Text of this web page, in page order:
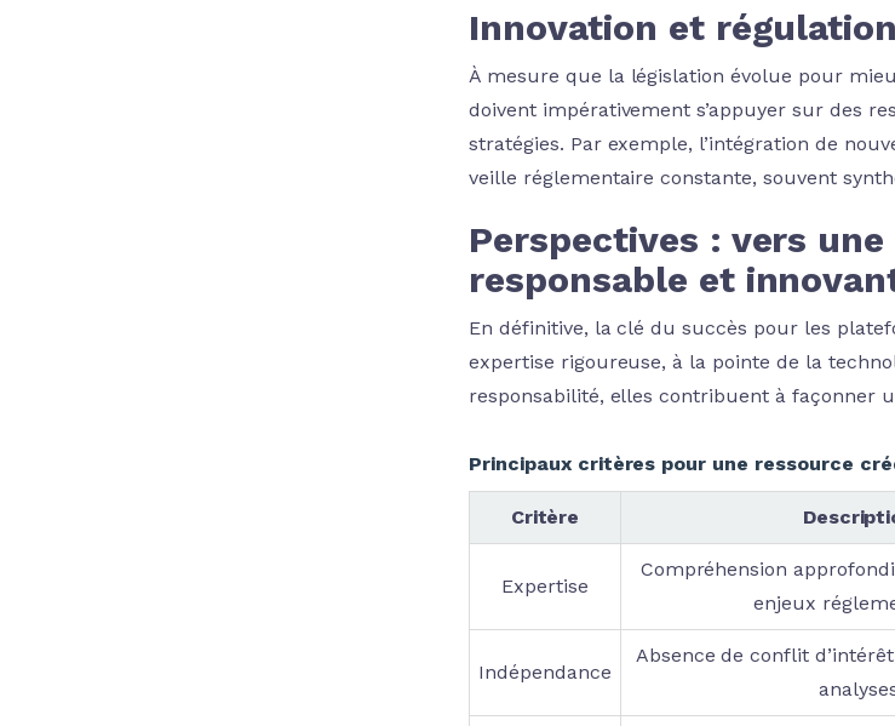
Innovation et
À mesure que la législation évolue pour
doivent impérativement s’appuyer sur des
stratégies. Par exemple, l’intégration de
veille réglementaire constante, souvent
Perspectives : vers
responsable et
En définitive, la clé du succès pour les
expertise rigoureuse, à la pointe de la
responsabilité, elles contribuent à façonner
Principaux critères pour une ressource
Critère
Expertise
Compréhension
enjeux
Indépendance
Absence de conflit